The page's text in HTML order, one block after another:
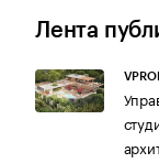
Лента